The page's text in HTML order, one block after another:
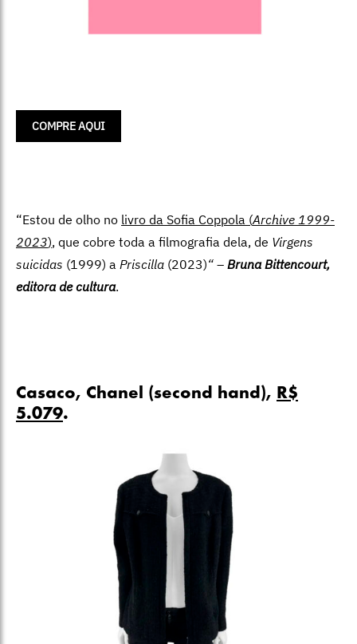
COMPRE AQUI
“Estou de olho no livro da Sofia Coppola (Archive 1999-
2023), que cobre toda a filmografia dela, de Virgens
suicidas (1999) a Priscilla (2023)“ – Bruna Bittencourt,
editora de cultura.
Casaco, Chanel (second hand), R$
5.079.